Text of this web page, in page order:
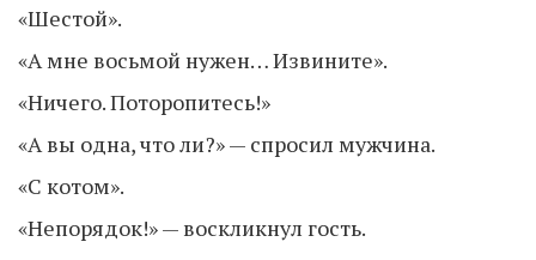
«Шестой».
«А мне восьмой нужен… Извините».
«Ничего. Поторопитесь!»
«А вы одна, что ли?» — спросил мужчина.
«С котом».
«Непорядок!» — воскликнул гость.